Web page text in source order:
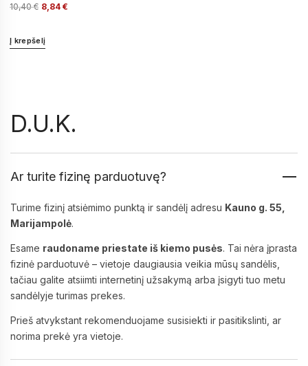
Įvertinimas:
10,40€ 8,84 €
Į krepšelį
D.U.K.
Ar turite fizinę parduotuvę?
Turime fizinį atsiėmimo punktą ir sandėlį adresu Kauno g. 55,
Marijampolė.
Esame raudoname priestate iš kiemo pusės. Tai nėra įprasta
fizinė parduotuvė – vietoje daugiausia veikia mūsų sandėlis,
tačiau galite atsiimti internetinį užsakymą arba įsigyti tuo metu
sandėlyje turimas prekes.
Prieš atvykstant rekomenduojame susisiekti ir pasitikslinti, ar
norima prekė yra vietoje.